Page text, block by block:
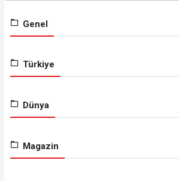
Genel
Türkiye
Dünya
Magazin